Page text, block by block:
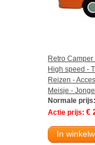
Retro
High speed -
Reizen -
Meisje -
Normale prijs:
Actie prijs: €
In